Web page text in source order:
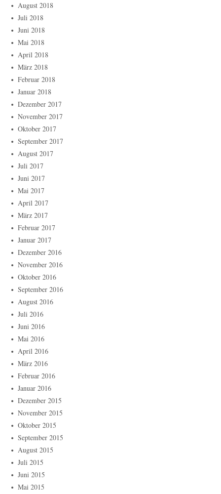
August 2018
Juli 2018
Juni 2018
Mai 2018
April 2018
März 2018
Februar 2018
Januar 2018
Dezember 2017
November 2017
Oktober 2017
September 2017
August 2017
Juli 2017
Juni 2017
Mai 2017
April 2017
März 2017
Februar 2017
Januar 2017
Dezember 2016
November 2016
Oktober 2016
September 2016
August 2016
Juli 2016
Juni 2016
Mai 2016
April 2016
März 2016
Februar 2016
Januar 2016
Dezember 2015
November 2015
Oktober 2015
September 2015
August 2015
Juli 2015
Juni 2015
Mai 2015